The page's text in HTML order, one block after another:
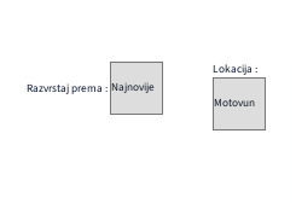
Razvrstaj prema :
Lokacija :